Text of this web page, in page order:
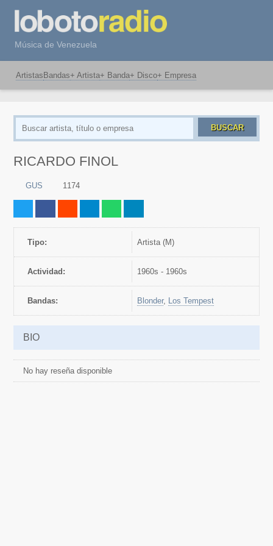
Música de Venezuela
Artistas Bandas+ Artista+ Banda+ Disco+ Empresa
BUSCAR
RICARDO FINOL
GUS 1174
Tipo: artista (M)
Actividad: 1960s - 1960s
Bandas: Blonder, Los Tempest
BIO
No hay reseña disponible